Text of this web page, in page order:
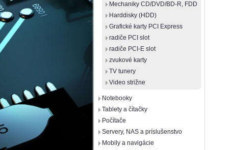
Mechaniky CD/DVD/BD-R, FDD
Harddisky (HDD)
Grafické karty PCI Express
radiče PCI slot
radiče PCI-E slot
zvukové karty
TV tunery
Video strižne
Notebooky
Tablety a čítačky
Počítače
Servery, NAS a príslušenstvo
Mobily a navigácie